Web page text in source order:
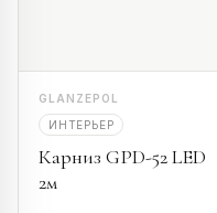
GLANZEPOL
ИНТЕРЬЕР
Карниз GPD-52 LED
2м